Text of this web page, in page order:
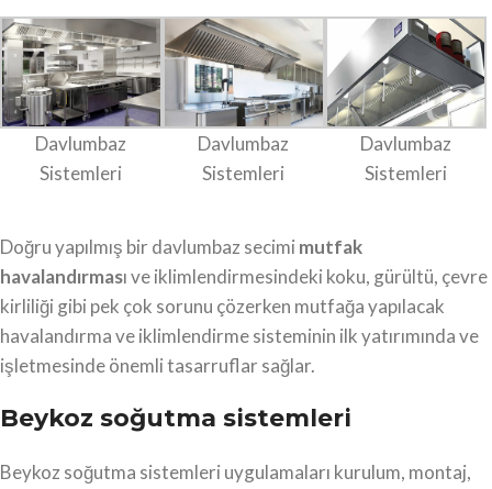
Davlumbaz
Sistemleri
Davlumbaz
Sistemleri
Davlumbaz
Sistemleri
Doğru yapılmış bir davlumbaz secimi mutfak
havalandırması ve iklimlendirmesindeki koku, gürültü, çevre
kirliliği gibi pek çok sorunu çözerken mutfağa yapılacak
havalandırma ve iklimlendirme sisteminin ilk yatırımında ve
işletmesinde önemli tasarruflar sağlar.
Beykoz soğutma sistemleri
Beykoz soğutma sistemleri uygulamaları kurulum, montaj,